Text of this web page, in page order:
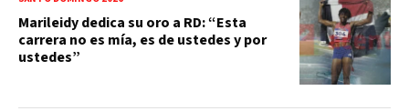
Marileidy dedica su oro a RD: “Esta
carrera no es mía, es de ustedes y por
ustedes”